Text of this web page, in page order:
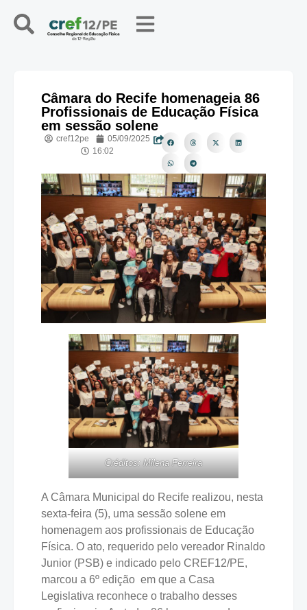
Câmara do Recife homenageia 86
Profissionais de Educação Física
em sessão solene
cref12pe
05/09/2025
16:02
Créditos: Milena Ferreira
A Câmara Municipal do Recife realizou, nesta
sexta-feira (5), uma sessão solene em
homenagem aos profissionais de Educação
Física. O ato, requerido pelo vereador Rinaldo
Junior (PSB) e indicado pelo CREF12/PE,
marcou a 6º edição em que a Casa
Legislativa reconhece o trabalho desses